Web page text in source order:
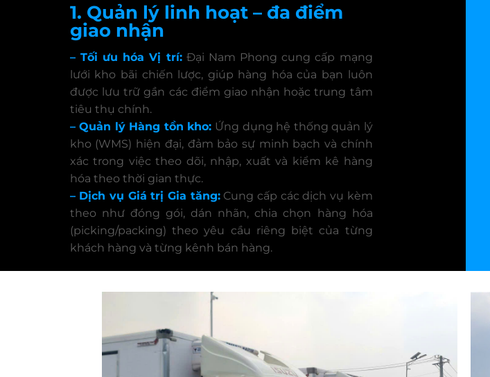
1. Quản lý linh hoạt – đa điểm
giao nhận
– Tối ưu hóa Vị trí:Đại Nam Phong cung cấp mạng
lưới kho bãi chiến lược, giúp hàng hóa của bạn luôn
được lưu trữ gần các điểm giao nhận hoặc trung tâm
tiêu thụ chính.
– Quản lý Hàng tồn kho: Ứng dụng hệ thống quản lý
kho (WMS) hiện đại, đảm bảo sự minh bạch và chính
xác trong việc theo dõi, nhập, xuất và kiểm kê hàng
hóa theo thời gian thực.
– Dịch vụ Giá trị Gia tăng:Cung cấp các dịch vụ kèm
theo như đóng gói, dán nhãn, chia chọn hàng hóa
(picking/packing) theo yêu cầu riêng biệt của từng
khách hàng và từng kênh bán hàng.